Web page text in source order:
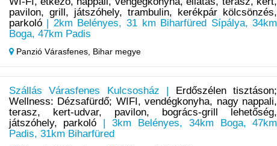
pavilon, grill, játszóhely, trambulin, kerékpár kölcsönzés,
parkoló| 2km Belényes, 31 km Biharfüred Sípálya, 34km
Boga, 47km Padis
Panzió Várasfenes, Bihar megye
Szállás Várasfenes Kulcsosház |
Erdőszélen tisztáson;
Wellness: Dézsafürdő; WIFI, vendégkonyha, nagy nappali,
terasz, kert-udvar, pavilon, bogrács-grill lehetőség,
játszóhely, parkoló | 3km Belényes, 34km Boga, 47km
Padis, 31km Biharfüred